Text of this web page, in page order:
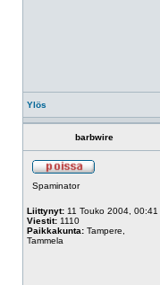
Ylös
barbwire
Spaminator
Liittynyt: 11 Touko 2004, 00:41
Viestit: 1110
Paikkakunta: Tampere,
Tammela